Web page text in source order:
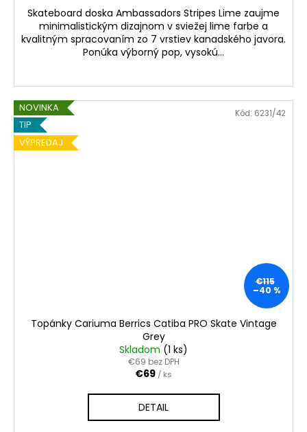
Skateboard doska Ambassadors Stripes Lime zaujme
minimalistickým dizajnom v sviežej lime farbe a
kvalitným spracovaním zo 7 vrstiev kanadského javora.
Ponúka výborný pop, vysokú...
NOVINKA
TIP
VÝPREDAJ
€115
–40 %
Topánky Cariuma Berrics Catiba PRO Skate Vintage
Grey
Skladom (1 ks)
€69 bez DPH
€69 / ks
DETAIL
Kód: 6231/42